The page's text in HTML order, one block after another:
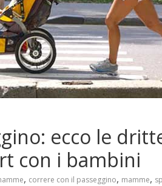
ecco le
con i bambini
, correre con il passeggino, mamme,